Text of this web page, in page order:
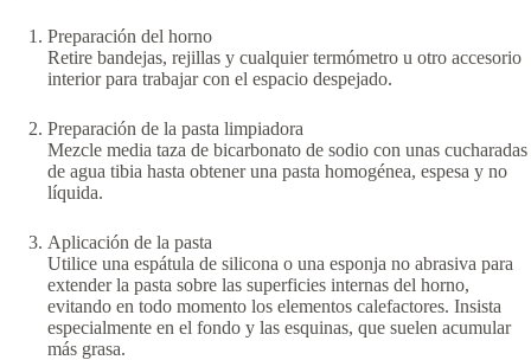
Preparación del horno
Retire bandejas, rejillas y cualquier termómetro u otro accesorio
interior para trabajar con el espacio despejado.
Preparación de la pasta limpiadora
Mezcle media taza de bicarbonato de sodio con unas cucharadas
de agua tibia hasta obtener una pasta homogénea, espesa y no
líquida.
Aplicación de la pasta
Utilice una espátula de silicona o una esponja no abrasiva para
extender la pasta sobre las superficies internas del horno,
evitando en todo momento los elementos calefactores. Insista
especialmente en el fondo y las esquinas, que suelen acumular
más grasa.